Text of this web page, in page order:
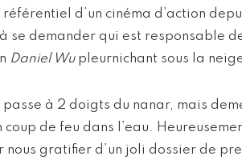
référentiel d’un cinéma d’action
se demander qui est responsable
Daniel Wupleurnichant sous la
passe à 2 doigts du nanar, mais
coup de feu dans l’eau.
nous gratifier d’un joli dossier de